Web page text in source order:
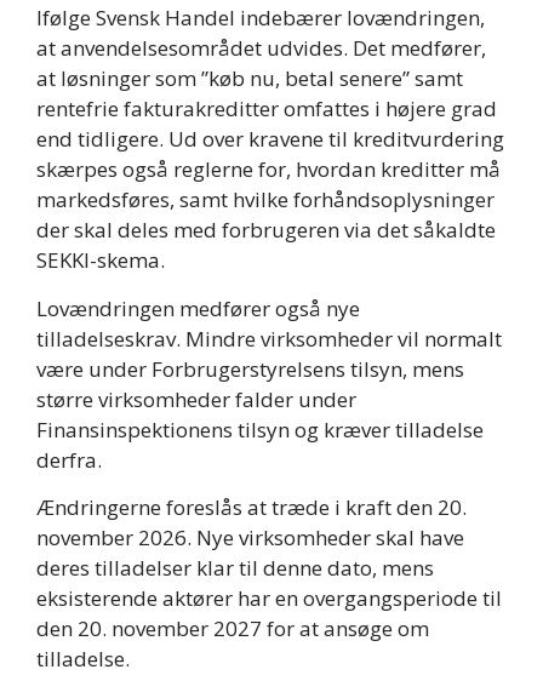
Ifølge Svensk Handel indebærer lovændringen,
at anvendelsesområdet udvides. Det medfører,
at løsninger som ”køb nu, betal senere” samt
rentefrie fakturakreditter omfattes i højere grad
end tidligere. Ud over kravene til kreditvurdering
skærpes også reglerne for, hvordan kreditter må
markedsføres, samt hvilke forhåndsoplysninger
der skal deles med forbrugeren via det såkaldte
SEKKI-skema.
Lovændringen medfører også nye
tilladelseskrav. Mindre virksomheder vil normalt
være under Forbrugerstyrelsens tilsyn, mens
større virksomheder falder under
Finansinspektionens tilsyn og kræver tilladelse
derfra.
Ændringerne foreslås at træde i kraft den 20.
november 2026. Nye virksomheder skal have
deres tilladelser klar til denne dato, mens
eksisterende aktører har en overgangsperiode til
den 20. november 2027 for at ansøge om
tilladelse.